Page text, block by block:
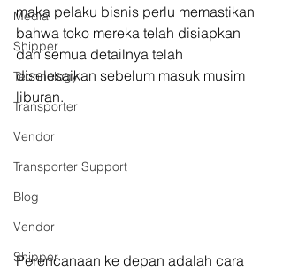
Media
Shipper
Technology
Transporter
Vendor
Transporter Support
Blog
Vendor
Shipper
maka pelaku bisnis perlu memastikan
bahwa toko mereka telah disiapkan
dan semua detailnya telah
diselesaikan sebelum masuk musim
liburan.
Perencanaan ke depan adalah cara